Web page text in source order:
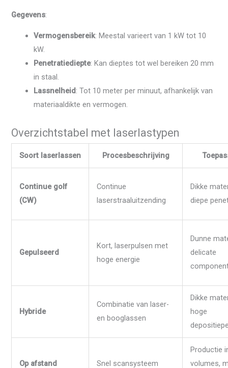
Gegevens:
Vermogensbereik: Meestal varieert van 1 kW tot 10
kW.
Penetratiediepte: Kan dieptes tot wel bereiken 20 mm
in staal.
Lassnelheid : Tot 10 meter per minuut, afhankelijk van
materiaaldikte en vermogen.
Overzichtstabel met laserlastypen
Soort laserlassen Procesbeschrijving
Continue golf
(CW)
Continue
laserstraaluitzending
Dikke
diepe
Gepulseerd
Kort, laserpulsen met
hoge energie
Dunne
delicate
Hybride
Combinatie van laser-
en booglassen
Dikke
hoge
Op afstand Snel scansysteem
Productie
volumes,